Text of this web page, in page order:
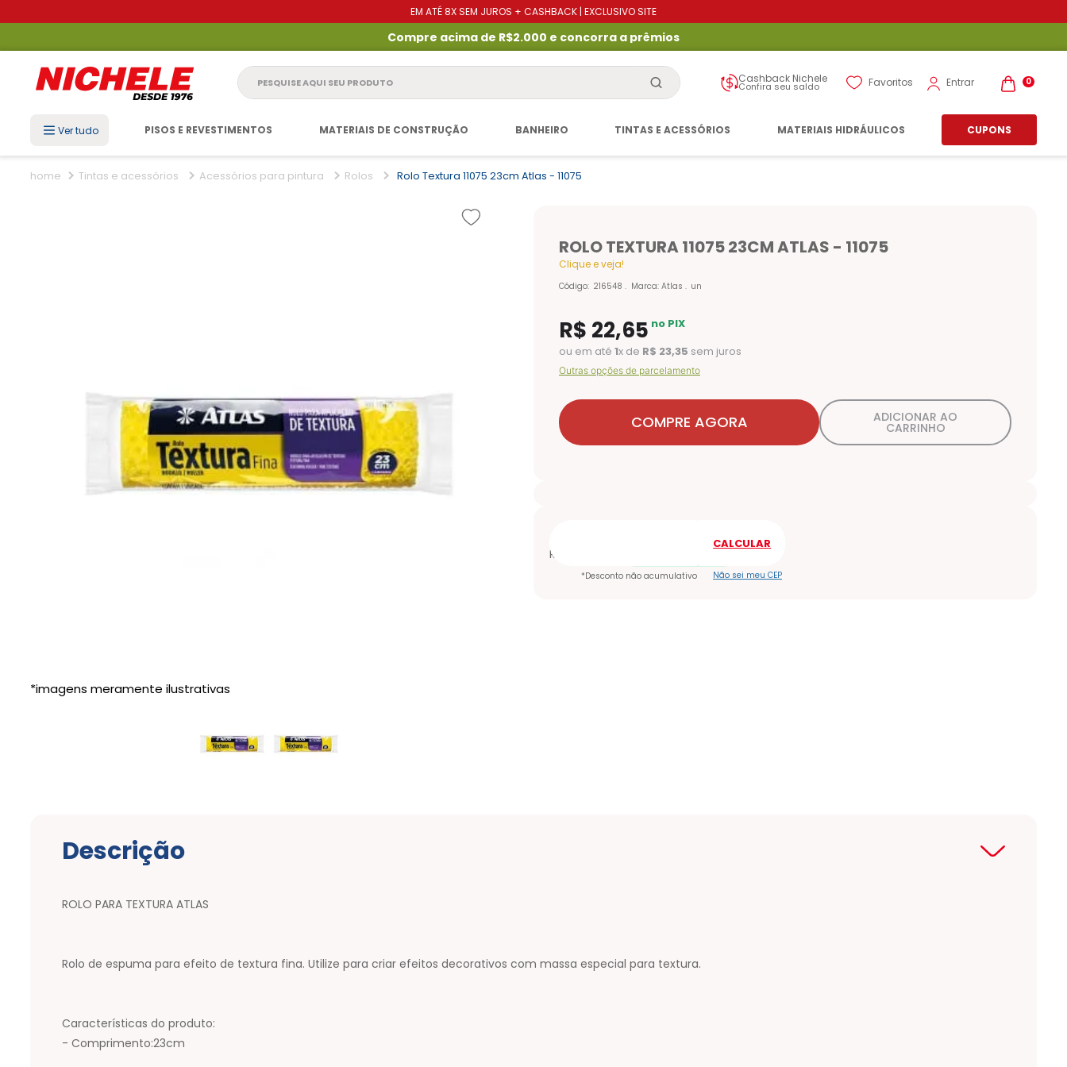
EM ATÉ 8X SEM JUROS + CASHBACK | EXCLUSIVO SITE
Compre acima de R$2.000 e concorra a prêmios
Pesquise aqui seu produto Cashback Nichele
Confira seu saldo Favoritos Entrar 0
Ver tudo PISOS E REVESTIMENTOS MATERIAIS DE CONSTRUÇÃO BANHEIRO TINTAS E ACESSÓRIOS MATERIAIS HIDRÁULICOS CUPONS
Tintas e acessórios Acessórios para pintura Rolos Rolo Textura 11075 23cm Atlas - 11075
ROLO TEXTURA 11075 23CM ATLAS - 11075
Clique e veja!
Código: 216548 Marca: Atlas un
R$ 22,65 no PIX
ou em até 1x de R$ 23,35 sem juros
Outras opções de parcelamento
COMPRE AGORA ADICIONAR AO
CARRINHO
Não sei meu CEP
Descrição
ROLO PARA TEXTURA ATLAS
Rolo de espuma para efeito de textura fina. Utilize para criar efeitos decorativos com massa especial para textura.
Características do produto:
- Comprimento:23cm